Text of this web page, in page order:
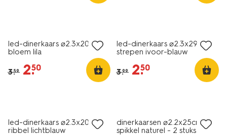
led-dinerkaars ⌀2.3x20cm
bloem lila
3.59 2.
50
led-dinerkaars ⌀2.3x29cm
strepen ivoor-blauw
3.99 2.
50
led-dinerkaars ⌀2.3x20cm
ribbel lichtblauw
dinerkaarsen ⌀2.2x25cm
spikkel naturel - 2 stuks